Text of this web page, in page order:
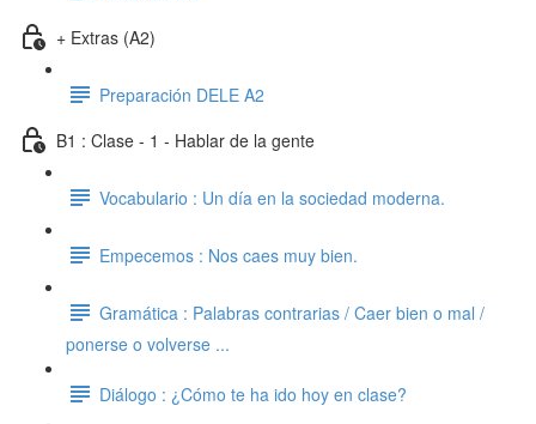
+ Extras (A2)
Preparación DELE A2
B1 : Clase - 1 - Hablar de la gente
Vocabulario : Un día en la sociedad moderna.
Empecemos : Nos caes muy bien.
Gramática : Palabras contrarias / Caer bien o mal /
ponerse o volverse ...
Diálogo : ¿Cómo te ha ido hoy en clase?